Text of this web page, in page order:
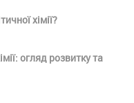
хімії?
огляд розвитку та